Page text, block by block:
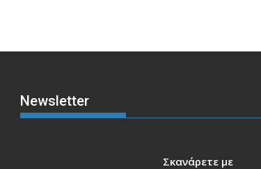
Newsletter
Σκανάρετε με